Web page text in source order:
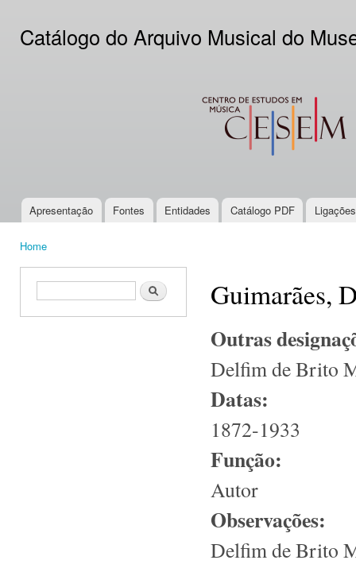
Catálogo do Arquivo Musical do
CESEM
Main menu
Apresentação Fontes Entidades Catálogo PDF
Home
Search form Search Guimarães,
Outras
Delfim de Brito
Datas:
1872-1933
Função:
Autor
Observações:
Delfim de Brito